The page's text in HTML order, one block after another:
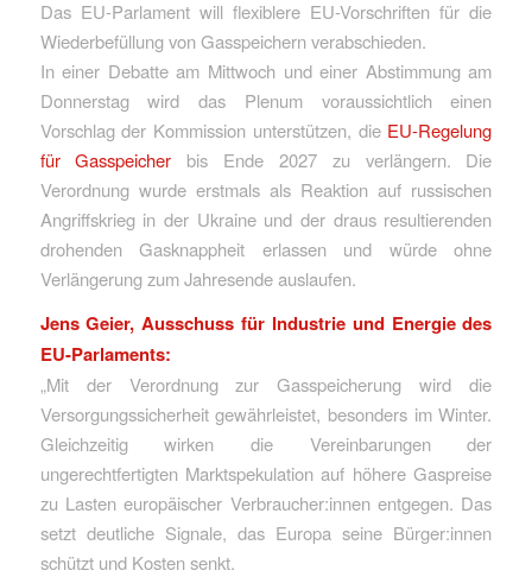
Das EU-Parlament will flexiblere EU-Vorschriften für die
Wiederbefüllung von Gasspeichern verabschieden.
In einer Debatte am Mittwoch und einer Abstimmung am
Donnerstag wird das Plenum voraussichtlich einen
Vorschlag der Kommission unterstützen, die EU-Regelung
für Gasspeicher bis Ende 2027 zu verlängern. Die
Verordnung wurde erstmals als Reaktion auf russischen
Angriffskrieg in der Ukraine und der draus resultierenden
drohenden Gasknappheit erlassen und würde ohne
Verlängerung zum Jahresende auslaufen.
Jens Geier, Ausschuss für Industrie und Energie des
EU-Parlaments:
„Mit der Verordnung zur Gasspeicherung wird die
Versorgungssicherheit gewährleistet, besonders im Winter.
Gleichzeitig wirken die Vereinbarungen der
ungerechtfertigten Marktspekulation auf höhere Gaspreise
zu Lasten europäischer Verbraucher:innen entgegen. Das
setzt deutliche Signale, das Europa seine Bürger:innen
schützt und Kosten senkt.